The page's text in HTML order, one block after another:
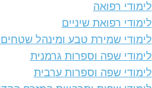
לימודי רפואה
לימודי רפואת שיניים
לימודי שמירת טבע ומינהל
לימודי שפה וספרות גרמנית
לימודי שפה וספרות ערבית